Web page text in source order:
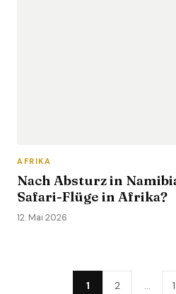
AFRIKA
Nach Absturz in
Safari-Flüge in Afrika?
12. Mai 2026
1 2